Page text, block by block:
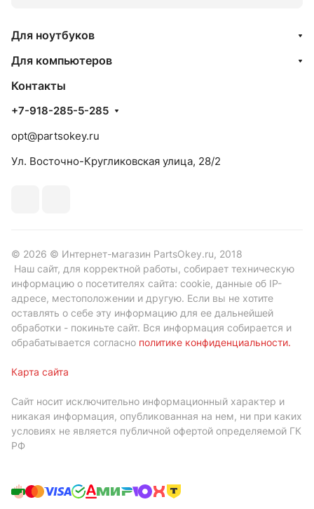
Для ноутбуков
Для компьютеров
Контакты
+7-918-285-5-285
opt@partsokey.ru
Ул. Восточно-Кругликовская улица, 28/2
© 2026 © Интернет-магазин PartsOkey.ru, 2018
Наш сайт, для корректной работы, собирает техническую
информацию о посетителях сайта: cookie, данные об IP-
адресе, местоположении и другую. Если вы не хотите
оставлять о себе эту информацию для ее дальнейшей
обработки - покиньте сайт. Вся информация собирается и
обрабатывается согласно политике конфиденциальности.
Карта сайта
Сайт носит исключительно информационный характер и
никакая информация, опубликованная на нем, ни при каких
условиях не является публичной офертой определяемой ГК
РФ